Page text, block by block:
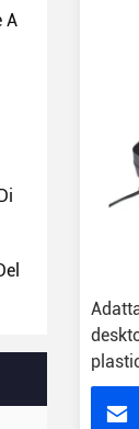
A
Stati